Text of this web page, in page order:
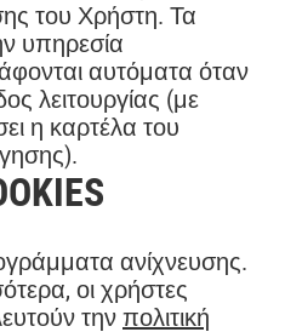
του Χρήστη. Τα
υπηρεσία
αυτόματα όταν
λειτουργίας (με
η καρτέλα του
ανίχνευσης.
οι χρήστες
τηνπολιτική